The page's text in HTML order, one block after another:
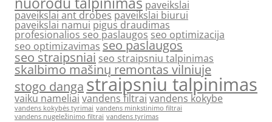
paveikslai
paveikslai ant drobespaveikslai biurui
paveikslai namui pigus draudimas
profesionalios seo paslaugos seo optimizacija
seo optimizavimas seo paslaugos
seo straipsniai seo straipsniu talpinimas
skalbimo mašinų remontas vilniuje
stogo danga straipsniu talpinimas
vaiku nameliai vandens filtrai vandens kokybe
vandens kokybės tyrimai vandens minkstinimo filtrai
vandens nugeležinimo filtrai vandens tyrimas